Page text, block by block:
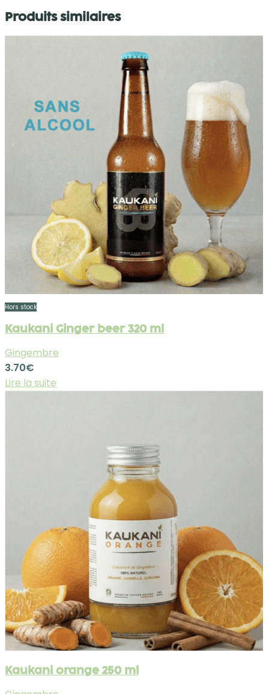
Produits similaires
Hors stock
Kaukani Ginger beer 320 ml
Gingembre
3.70€
Lire la suite
Kaukani orange 250 ml